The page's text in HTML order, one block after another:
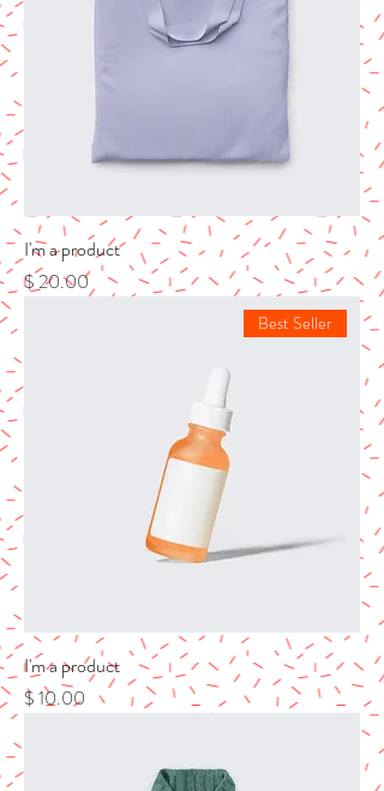
I'm a product
מחיר
Best Seller
I'm a product
מחיר